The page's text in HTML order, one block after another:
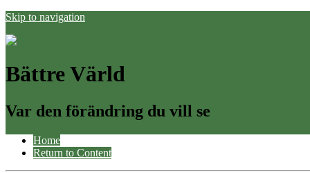
Skip to navigation
Bättre Värld
Var den förändring du vill se
Home
Return to Content